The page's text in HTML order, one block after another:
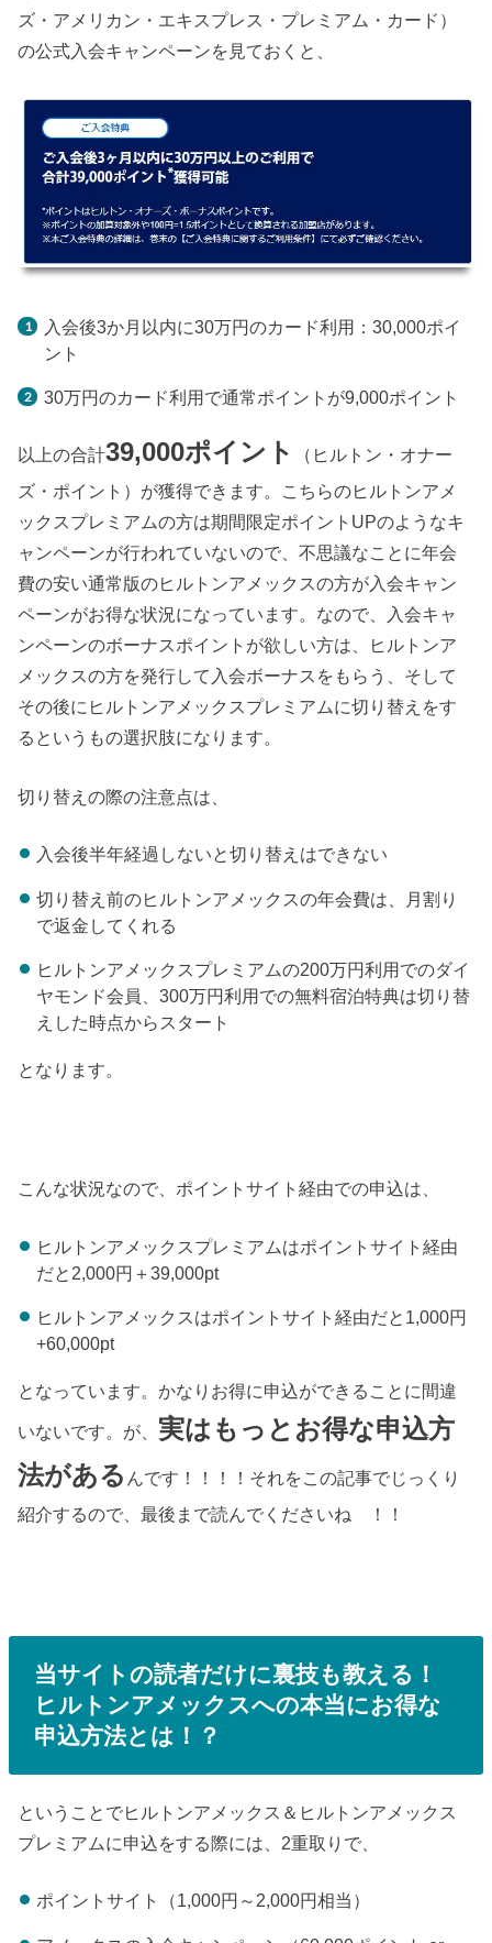
ズ・アメリカン・エキスプレス・プレミアム・カード）
の公式入会キャンペーンを見ておくと、
入会後3か月以内に30万円のカード利用：30,000ポイ
ント
30万円のカード利用で通常ポイントが9,000ポイント
以上の合計39,000ポイント
（ヒルトン・オナー
ズ・ポイント）が獲得できます。こちらのヒルトンアメ
ックスプレミアムの方は期間限定ポイントUPのようなキ
ャンペーンが行われていないので、不思議なことに年会
費の安い通常版のヒルトンアメックスの方が入会キャン
ペーンがお得な状況になっています。なので、入会キャ
ンペーンのボーナスポイントが欲しい方は、ヒルトンア
メックスの方を発行して入会ボーナスをもらう、そして
その後にヒルトンアメックスプレミアムに切り替えをす
るというもの選択肢になります。
切り替えの際の注意点は、
入会後半年経過しないと切り替えはできない
切り替え前のヒルトンアメックスの年会費は、月割り
で返金してくれる
ヒルトンアメックスプレミアムの200万円利用でのダイ
ヤモンド会員、300万円利用での無料宿泊特典は切り替
えした時点からスタート
となります。
こんな状況なので、ポイントサイト経由での申込は、
ヒルトンアメックスプレミアムはポイントサイト経由
だと2,000円＋39,000pt
ヒルトンアメックスはポイントサイト経由だと1,000円
+60,000pt
となっています。かなりお得に申込ができることに間違
いないです。が、 実はもっとお得な申込方
法がある んです！！！！それをこの記事でじっくり
紹介するので、最後まで読んでくださいね ！！
当サイトの読者だけに裏技も教える！
ヒルトンアメックスへの本当にお得な
申込方法とは！？
ということでヒルトンアメックス＆ヒルトンアメックス
プレミアムに申込をする際には、2重取りで、
ポイントサイト（1,000円～2,000円相当）